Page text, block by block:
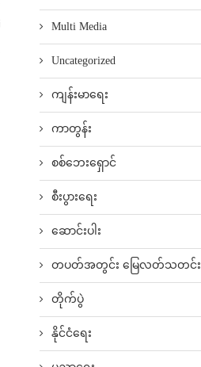
Multi Media
Uncategorized
ကျန်းမာရေး
ကာတွန်း
စစ်ဘေးရှောင်
စီးပွားရေး
ဆောင်းပါး
တပတ်အတွင်း မြေလတ်သတင်း
တိုက်ပွဲ
နိုင်ငံရေး